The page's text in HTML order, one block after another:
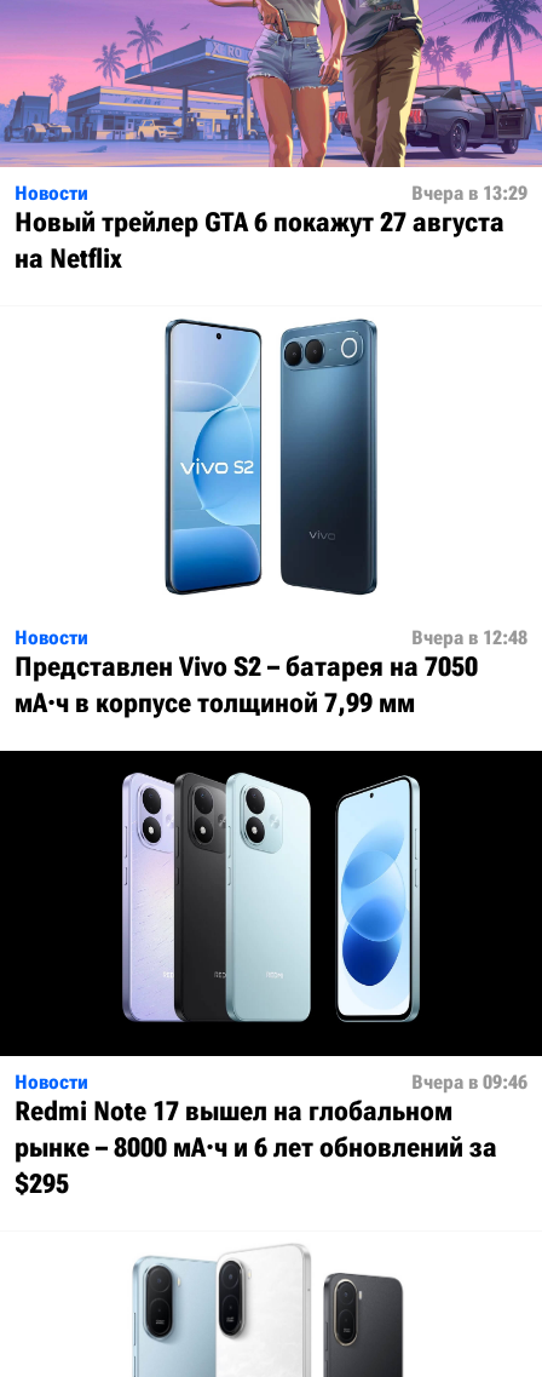
Новости Вчера в 13:29
Новый трейлер GTA 6 покажут 27 августа
на Netflix
Новости Вчера в 12:48
Представлен Vivo S2 – батарея на 7050
мА·ч в корпусе толщиной 7,99 мм
Новости Вчера в 09:46
Redmi Note 17 вышел на глобальном
рынке – 8000 мА·ч и 6 лет обновлений за
$295